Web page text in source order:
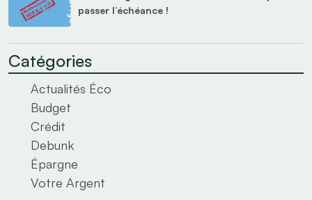
passer l’échéance !
Catégories
Actualités Éco
Budget
Crédit
Debunk
Épargne
Votre Argent